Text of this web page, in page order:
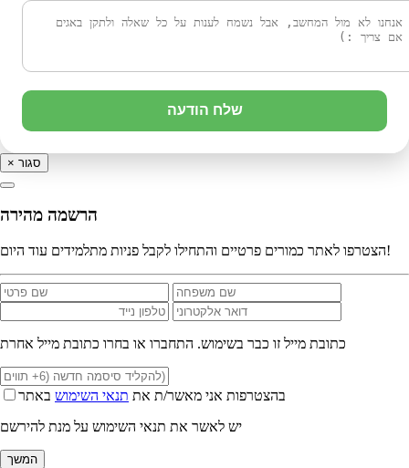
שלח הודעה
× סגור
הרשמה מהירה
הצטרפו לאתר כמורים פרטיים והתחילו לקבל פניות מתלמידים עוד היום!
כתובת מייל זו כבר בשימוש. התחברו או בחרו כתובת מייל אחרת
בהצטרפות אני מאשר/ת את תנאי השימוש באתר
יש לאשר את תנאי השימוש על מנת להירשם
המשך